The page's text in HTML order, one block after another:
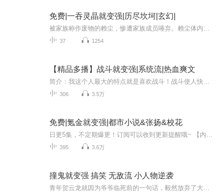
免费|一吞灵晶就变强|历尽坎坷|玄幻|
37 1254
【精品多播】战斗就变强|系统流|热血爽文
306 3.5万
免费|氪金就变强|都市小说&张扬&校花
395 3.6万
撞鬼就变强 搞笑 无敌流 小人物逆袭